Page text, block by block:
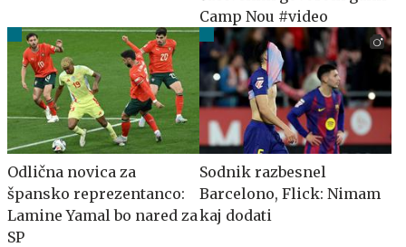
Camp Nou #video
Odlična novica za
špansko reprezentanco:
Lamine Yamal bo nared za
SP
Sodnik razbesnel
Barcelono, Flick: Nimam
kaj dodati